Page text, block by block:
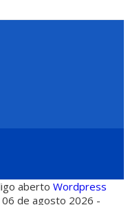
abertoWordpress
de agosto 2026 -